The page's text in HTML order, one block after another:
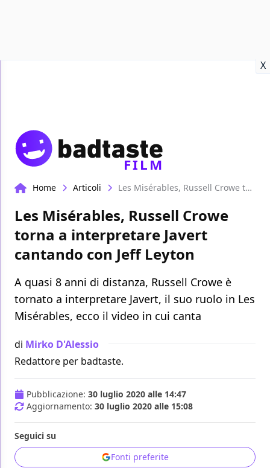
X
FILM
Home Articoli Les Misérables, Russell Crowe torna a interpretare Javert cantando con Jeff Leyton
Les Misérables, Russell Crowe
torna a interpretare Javert
cantando con Jeff Leyton
A quasi 8 anni di distanza, Russell Crowe è
tornato a interpretare Javert, il suo ruolo in Les
Misérables, ecco il video in cui canta
di Mirko D'Alessio
Redattore per badtaste.
Pubblicazione: 30 luglio 2020 alle 14:47
Aggiornamento: 30 luglio 2020 alle 15:08
Seguici su
Fonti preferite